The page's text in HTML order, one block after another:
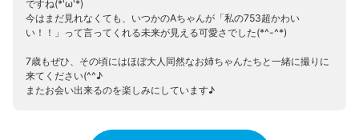
ですね(*'ω'*)
今はまだ見れなくても、いつかのAちゃんが「私の753超かわい
い！！」って言ってくれる未来が見える可愛さでした(*^-^*)
7歳もぜひ、その頃にはほぼ大人同然なお姉ちゃんたちと一緒に撮りに
来てください(^^♪
またお会い出来るのを楽しみにしています♪